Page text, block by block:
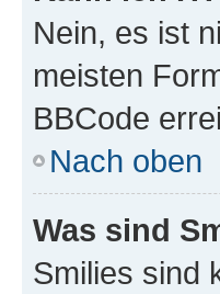
Nein, es ist
meisten
BBCode
Nach oben
Was sind
Smilies sind